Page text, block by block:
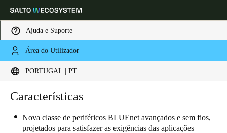
Ajuda e Suporte
Área do Utilizador
PORTUGAL | PT
Escolha a sua localização e definições de idioma
Global Europe
Portugal|Português
Características
Nova classe de periféricos BLUEnet avançados e sem fios,
projetados para satisfazer as exigências das aplicações